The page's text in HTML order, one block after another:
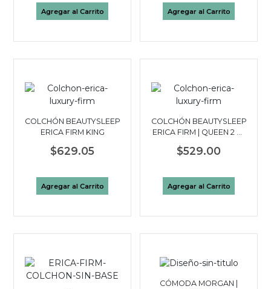
Agregar al Carrito Agregar al Carrito
COLCHÓN BEAUTYSLEEP
ERICA FIRM KING
$629.05
Agregar al Carrito
COLCHÓN BEAUTYSLEEP
ERICA FIRM | QUEEN 2 ½
$529.00
Agregar al Carrito
CÓMODA MORGAN |